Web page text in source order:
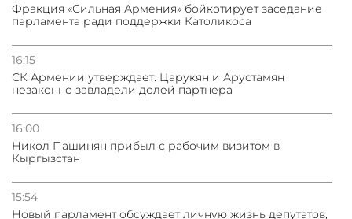
Фракция «Сильная Армения» бойкотирует заседание
парламента ради поддержки Католикоса
16:15
СК Армении утверждает: Царукян и Арустамян
незаконно завладели долей партнера
16:00
Никол Пашинян прибыл с рабочим визитом в
Кыргызстан
15:54
Новый парламент обсуждает личную жизнь депутатов,